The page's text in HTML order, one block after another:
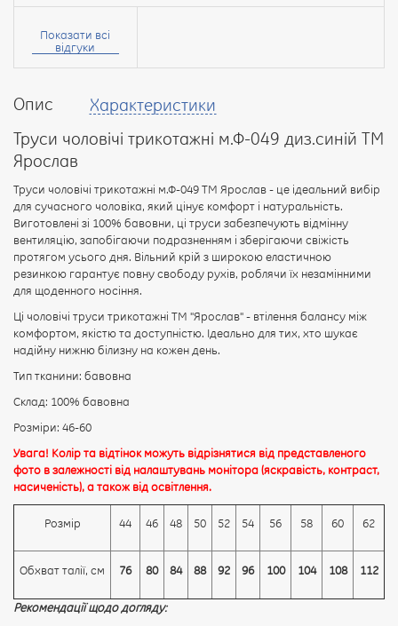
Опис
Характеристики
Труси чоловічі трикотажні м.Ф-049 диз.синій ТМ
Ярослав
Труси чоловічі трикотажні м.Ф-049 ТМ Ярослав - це ідеальний вибір
для сучасного чоловіка, який цінує комфорт і натуральність.
Виготовлені зі 100% бавовни, ці труси забезпечують відмінну
вентиляцію, запобігаючи подразненням і зберігаючи свіжість
протягом усього дня. Вільний крій з широкою еластичною
резинкою гарантує повну свободу рухів, роблячи їх незамінними
для щоденного носіння.
Ці чоловічі труси трикотажні ТМ "Ярослав" - втілення балансу між
комфортом, якістю та доступністю. Ідеально для тих, хто шукає
надійну нижню білизну на кожен день.
Тип тканини: бавовна
Склад: 100% бавовна
Розміри: 46-60
Увага! Колір та відтінок можуть відрізнятися від представленого
фото в залежності від налаштувань монітора (яскравість, контраст,
насиченість), а також від освітлення.
Розмір 44 46 48 50 52 54 56 58 60 62
Обхват талії, см 76 80 84 88 92 96 100 104 108 112
Рекомендації щодо догляду:
Ваше
Ваш
Рейтинг:
Показати всі
відгуки